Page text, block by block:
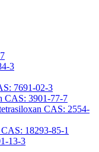
3
7691-02-3
CAS: 3901-77-7
CAS: 2554-
18293-85-1
13-3